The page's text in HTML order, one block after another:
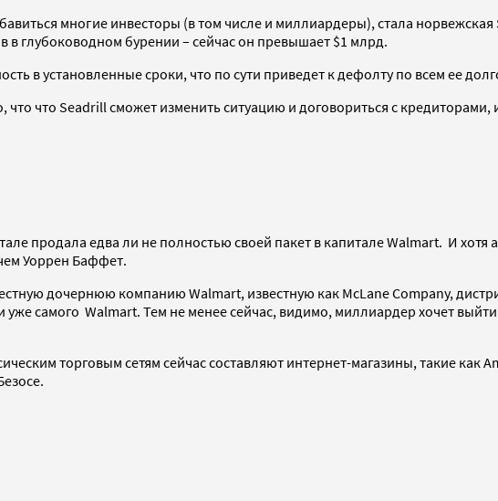
многие инвесторы (в том числе и миллиардеры), стала
глубоководном бурении – сейчас он превышает $1 млрд.
в установленные сроки, что по сути приведет к дефолту по всем ее
что что Seadrill сможет изменить ситуацию и договориться с
продала едва ли не полностью своей пакет в капитале Walmart. И
Уоррен Баффет.
дочернюю компанию Walmart, известную как McLane Company,
уже самого Walmart. Тем не менее сейчас, видимо, миллиардер хочет
торговым сетям сейчас составляют интернет-магазины, такие как